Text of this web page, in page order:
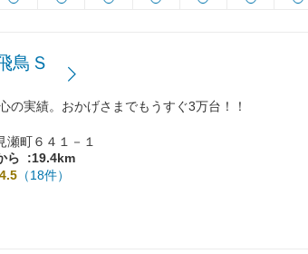
鳥Ｓ
の実績。おかげさまでもうすぐ3万台！！
瀬町６４１－１
ら
:19.4km
4.5 （18件）